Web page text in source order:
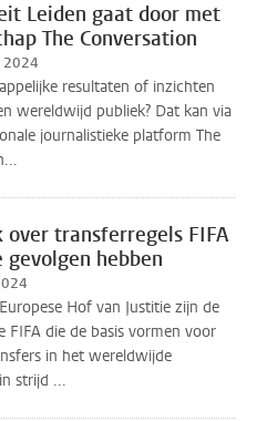
Leiden gaat door met
The Conversation
2024
resultaten of inzichten
wereldwijd publiek? Dat kan via
journalistieke platform The
over transferregels FIFA
gevolgen hebben
Hof van Justitie zijn de
FIFA die de basis vormen voor
in het wereldwijde
strijd ...